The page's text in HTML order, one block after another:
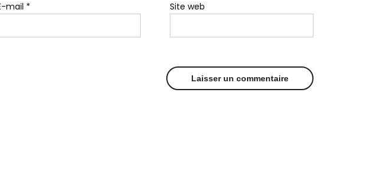
mail * Site web